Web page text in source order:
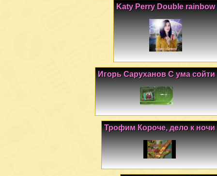
Katy Perry Double rainbow
Игорь Саруханов С ума сойти
Трофим Короче, дело к ночи